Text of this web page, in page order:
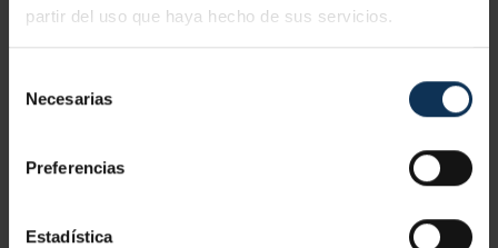
partir del uso que haya hecho de sus servicios.
Necesarias
Preferencias
Estadística